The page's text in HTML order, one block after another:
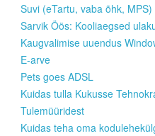
Suvi (eTartu, vaba õhk, MPS)
Sarvik Öös: Kooliaegsed
Kaugvalimise uuendus
E-arve
Pets goes ADSL
Kuidas tulla Kukusse
Tulemüüridest
Kuidas teha oma